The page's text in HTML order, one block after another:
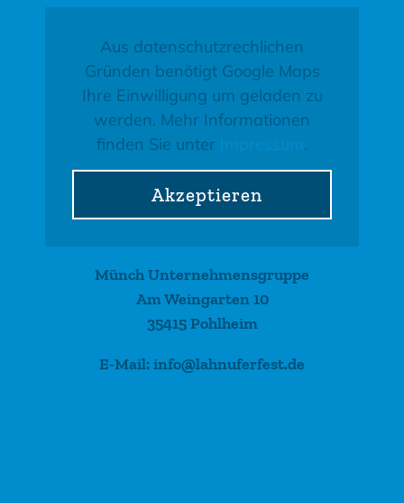
Aus datenschutzrechlichen
Gründen benötigt Google Maps
Ihre Einwilligung um geladen zu
werden. Mehr Informationen
finden Sie unter
.
Akzeptieren
Münch Unternehmensgruppe
Am Weingarten 10
35415 Pohlheim
E-Mail: info@lahnuferfest.de